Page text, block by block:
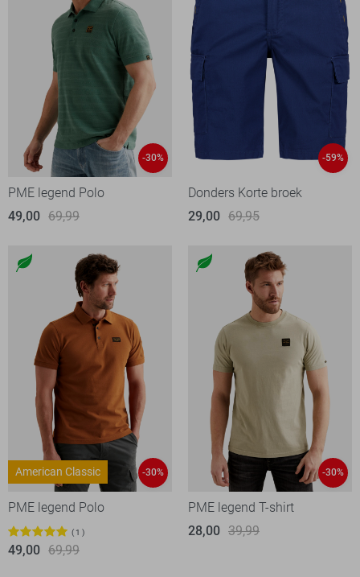
-30%
PME legend Polo
49,00 69,99
-59%
Donders Korte broek
29,00 69,95
American Classic -30%
PME legend Polo
1
49,00 69,99
-30%
PME legend T-shirt
28,00 39,99